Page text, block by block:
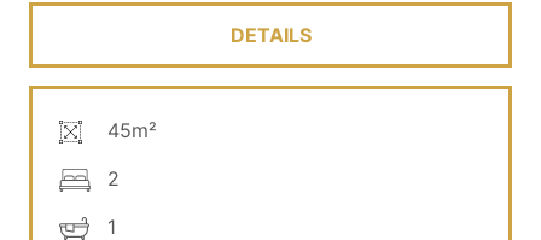
DETAILS
45m²
2
1